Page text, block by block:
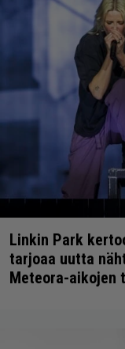
Linkin Park
tarjoaa uutta
Meteora-aikojen